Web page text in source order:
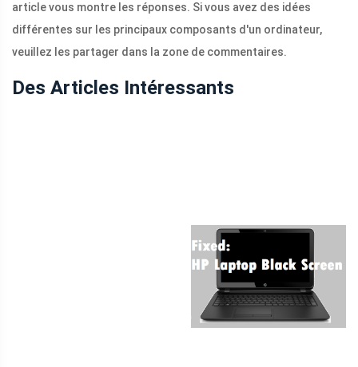
article vous montre les réponses. Si vous avez des idées
différentes sur les principaux composants d'un ordinateur,
veuillez les partager dans la zone de commentaires.
Des Articles Intéressants